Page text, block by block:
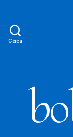
Cerca